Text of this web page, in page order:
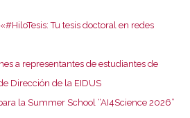
Tu tesis doctoral en redes
a representantes de estudiantes de
Dirección de la EIDUS
la Summer School “AI4Science 2026”